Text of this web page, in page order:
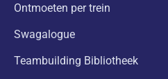
Ontmoeten per trein
Swagalogue
Teambuilding Bibliotheek